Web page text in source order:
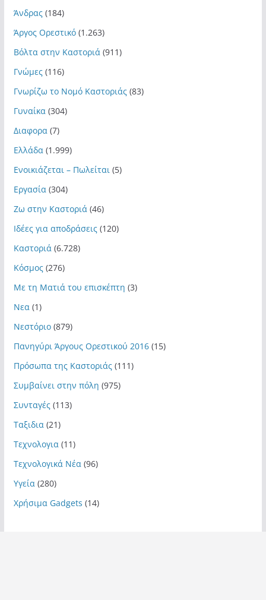
Άνδρας(184)
Άργος Ορεστικό(1.263)
Βόλτα στην Καστοριά (911)
Γνώμες(116)
Γνωρίζω το Νομό Καστοριάς(83)
Γυναίκα (304)
Διαφορα (7)
Ελλάδα (1.999)
Ενοικιάζεται – Πωλείται (5)
Εργασία (304)
Ζω στην Καστοριά (46)
Ιδέες για αποδράσεις(120)
Καστοριά (6.728)
Κόσμος(276)
Με τη Ματιά του επισκέπτη (3)
Νεα (1)
Νεστόριο(879)
Πανηγύρι Άργους Ορεστικού 2016(15)
Πρόσωπα της Καστοριάς(111)
Συμβαίνει στην πόλη (975)
Συνταγές(113)
Ταξιδια (21)
Τεχνολογια (11)
Τεχνολογικά Νέα (96)
Υγεία (280)
Χρήσιμα Gadgets (14)